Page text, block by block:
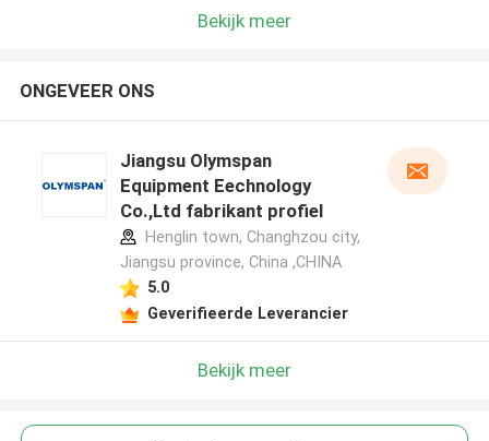
Bekijk meer
ONGEVEER ONS
Jiangsu Olymspan
Equipment Eechnology
Co.,Ltd fabrikant profiel
Henglin town, Changhzou city,
Jiangsu province, China ,CHINA
5.0
Geverifieerde Leverancier
Bekijk meer